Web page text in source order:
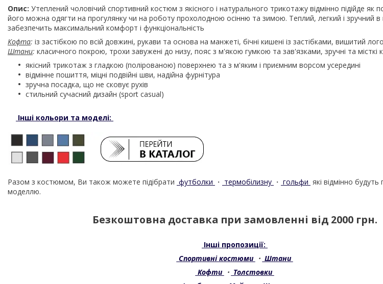
Опис: Утеплений чоловічий спортивний костюм з якісного і натурального трикотажу відмінно підійде як
його можна одягти на прогулянку чи на роботу прохолодною осінню та зимою. Теплий, легкий і зручний в
забезпечить максимальний комфорт і функціональність
Кофта: із застібкою по всій довжині, рукави та основа на манжеті, бічні кишені із застібками, вишитий
Штани: класичного покрою, трохи завужені до низу, пояс з м'якою гумкою та зав'язками, зручні та місткі
якісний трикотаж з гладкою (полірованою) поверхнею та з м'яким і приємним ворсом усередині
відмінне пошиття, міцні подвійні шви, надійна фурнітура
зручна посадка, що не сковує рухів
стильний сучасний дизайн (sport casual)
Інші кольори та моделі:
Разом з костюмом, Ви також можете підібрати футболки ・ термобілизну ・ гольфи які відмінно
моделлю.
Безкоштовна доставка при замовленні від 2000 грн.
Інші пропозиції:
Спортивні костюми ・ Штани
Кофти ・ Толстовки